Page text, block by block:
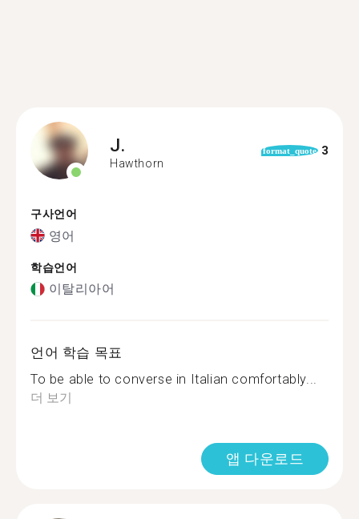
J.
Hawthorn
format_quote 3
구사언어
영어
학습언어
이탈리아어
언어 학습 목표
To be able to converse in Italian comfortably...
더 보기
앱 다운로드